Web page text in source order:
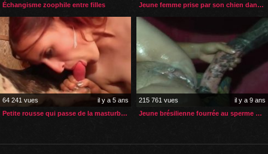
Échangisme zoophile entre filles
Jeune femme prise par son chien dans son jardin
64 241 vues
il y a 5 ans
Petite rousse qui passe de la masturbation à la zoophilie
215 761 vues
il y a 9 ans
Jeune brésilienne fourrée au sperme de cheval